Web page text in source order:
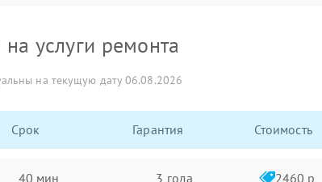
услуги ремонта
на текущую дату 06.08.2026
Срок Гарантия Стоимость
40 мин 3 года 2460 р